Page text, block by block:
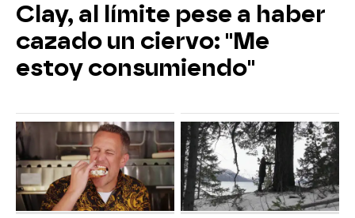
Clay, al límite pese a haber
cazado un ciervo: "Me
estoy consumiendo"